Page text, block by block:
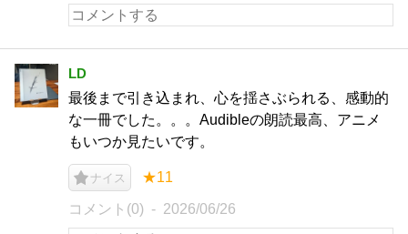
LD
最後まで引き込まれ、心を揺さぶられる、感動的
な一冊でした。。。Audibleの朗読最高、アニメ
もいつか見たいです。
ナイス ★11
コメント(0) 2026/06/26